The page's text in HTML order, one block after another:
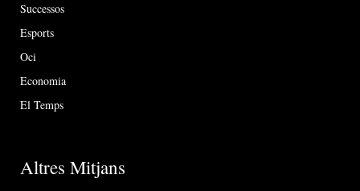
Successos
Esports
Oci
Economia
El Temps
Altres Mitjans